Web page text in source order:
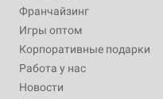
Франчайзинг
Игры оптом
Корпоративные подарки
Работа у нас
Новости